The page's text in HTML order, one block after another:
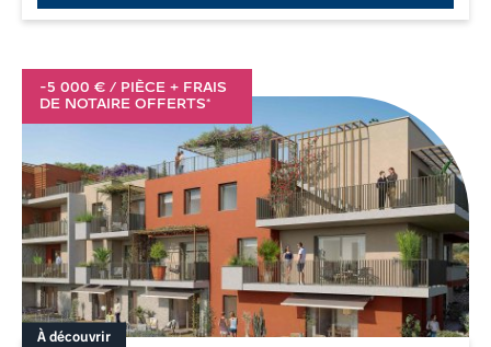
-5 000 € / PIÈCE + FRAIS
DE NOTAIRE OFFERTS*
À découvrir